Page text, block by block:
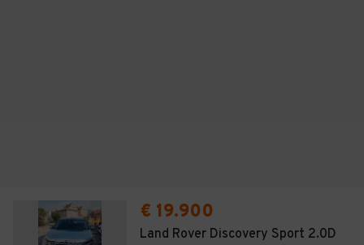
€ 19.900
Land Rover Discovery Sport 2.0D